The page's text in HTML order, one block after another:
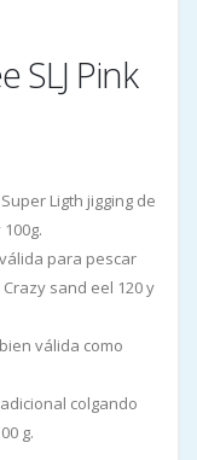
SLJ Pink
Ligth jigging de
para pescar
sand eel 120 y
válida como
colgando
g.